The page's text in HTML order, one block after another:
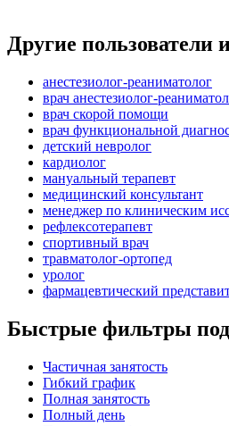
Другие пользователи
анестезиолог-реаниматолог
врач анестезиолог-
врач скорой помощи
врач функциональной
детский невролог
кардиолог
мануальный терапевт
медицинский консультант
менеджер по клиническим
рефлексотерапевт
спортивный врач
травматолог-ортопед
уролог
фармацевтический
Быстрые фильтры
Частичная занятость
Гибкий график
Полная занятость
Полный день